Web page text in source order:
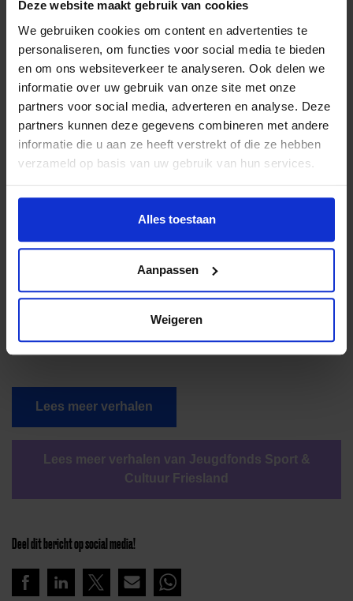
Deze website maakt gebruik van cookies
We gebruiken cookies om content en advertenties te
personaliseren, om functies voor social media te bieden
en om ons websiteverkeer te analyseren. Ook delen we
informatie over uw gebruik van onze site met onze
partners voor social media, adverteren en analyse. Deze
partners kunnen deze gegevens combineren met andere
informatie die u aan ze heeft verstrekt of die ze hebben
verzameld op basis van uw gebruik van hun services.
Alles toestaan
Aanpassen
Weigeren
moetbest sterk zijn.Het maakt me ook niet zo uit of we
winnen of verliezen, dat hoort er gewoon bij. Emily haalt
haarUNIS Flyersshirt tevoorschijn. ”Je hebt wel goede
spullen nodig, schaatsenmoetenlekker zitten.Onder dit
shirtheb ik een bodypantser aan, en
verderelleboogbeschermersen eenhelm. Het is wel veel
maar als het goed past, zit het lekker.In de zomer trainen
we gewoon door, dan doen webuitencon ditietraining.”
Droomt Emily van een carrière als ijshockeyster?
Lees ook het verhaal van intermediair
Menco
Lees meer verhalen
Lees meer verhalen van Jeugdfonds Sport &
Cultuur Friesland
Deel dit bericht op social media!